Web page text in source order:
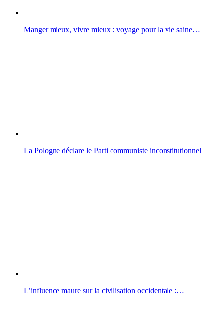
Manger mieux, vivre mieux : voyage pour la vie saine…
La Pologne déclare le Parti communiste inconstitutionnel
L’influence maure sur la civilisation occidentale :…